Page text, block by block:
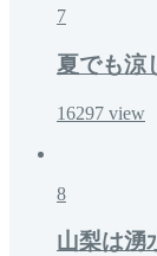
7
夏でも涼
16297 view
8
山梨は湧